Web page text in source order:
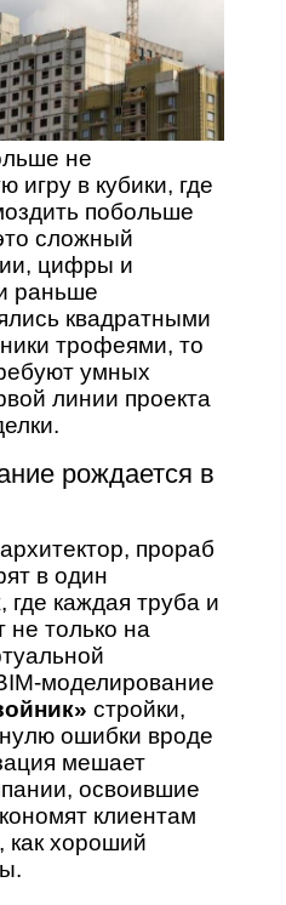
не
игру в кубики, где
побольше
сложный
цифры и
раньше
квадратными
трофеями, то
умных
линии проекта
рождается в
прораб
в один
каждая труба и
не только на
моделирование
стройки,
ошибки вроде
мешает
освоившие
клиентам
хороший